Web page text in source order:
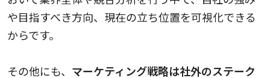
や目指すべき方向、現在の立ち位置を可視化できる
からです。
その他にも、 マーケティング戦略は社外のステーク